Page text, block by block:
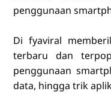
penggunaan
Di fyaviral
terbaru dan
penggunaan
data, hingga trik